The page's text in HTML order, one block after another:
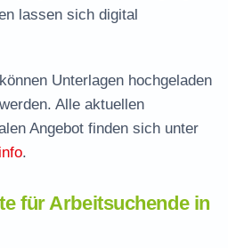
lassen sich digital
Unterlagen hochgeladen
Alle aktuellen
Angebot finden sich unter
.
für Arbeitsuchende in